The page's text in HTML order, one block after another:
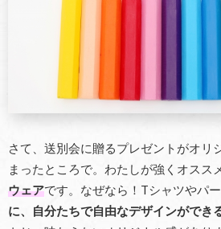
さて、送別会に贈るプレゼントがオリ
まったところで。わたしが強くオスス
ウェアです。なぜなら！Tシャツやパ
に、自分たちで自由なデザインができ